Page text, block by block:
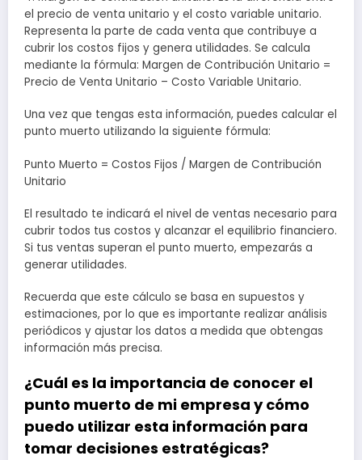
el precio de venta unitario y el costo variable unitario.
Representa la parte de cada venta que contribuye a
cubrir los costos fijos y genera utilidades. Se calcula
mediante la fórmula: Margen de Contribución Unitario =
Precio de Venta Unitario – Costo Variable Unitario.
Una vez que tengas esta información, puedes calcular el
punto muerto utilizando la siguiente fórmula:
Punto Muerto = Costos Fijos / Margen de Contribución
Unitario
El resultado te indicará el nivel de ventas necesario para
cubrir todos tus costos y alcanzar el equilibrio financiero.
Si tus ventas superan el punto muerto, empezarás a
generar utilidades.
Recuerda que este cálculo se basa en supuestos y
estimaciones, por lo que es importante realizar análisis
periódicos y ajustar los datos a medida que obtengas
información más precisa.
¿Cuál es la importancia de conocer el
punto muerto de mi empresa y cómo
puedo utilizar esta información para
tomar decisiones estratégicas?